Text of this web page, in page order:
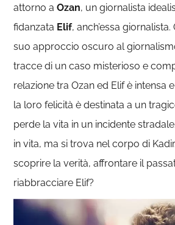
attorno aOzan, un giornalista
fidanzata Elif, anch’essa
suo approccio oscuro al
tracce di un caso misterioso e
relazione tra Ozan ed Elif è intensa
la loro felicità è destinata a un
perde la vita in un incidente
in vita, ma si trova nel corpo di
scoprire la verità, affrontare il
riabbracciare Elif?